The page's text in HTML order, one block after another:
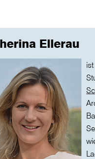
Ellerau